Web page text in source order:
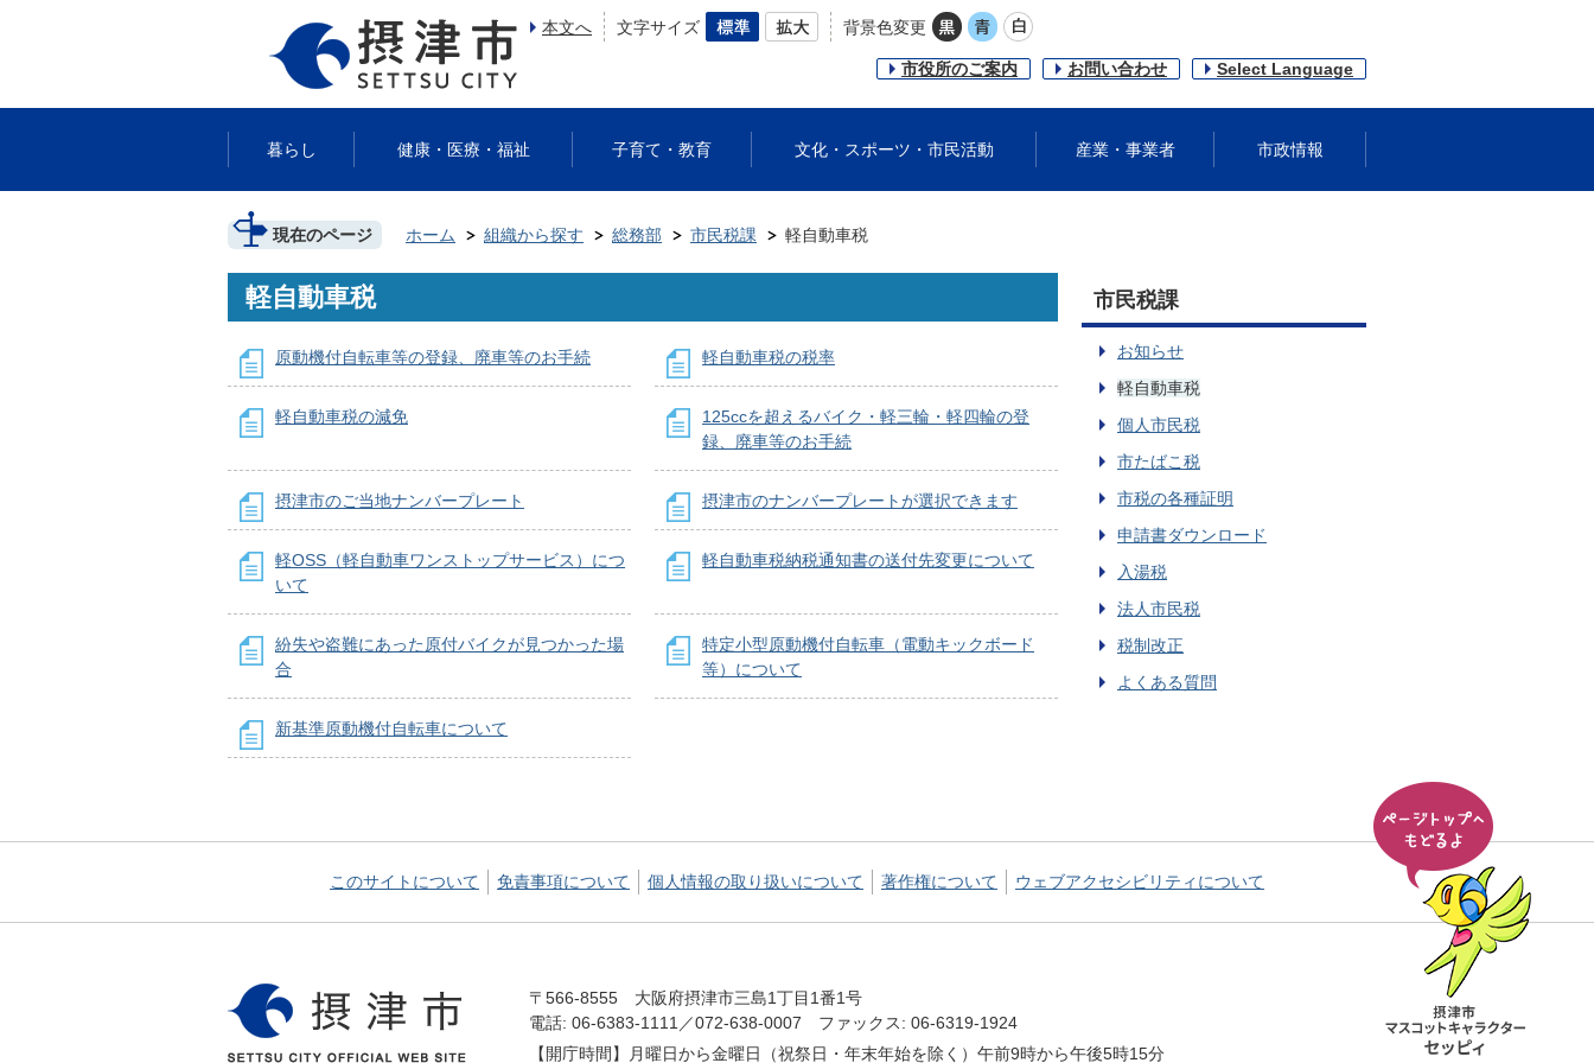
本文へ 文字サイズ 背景色変更
市役所のご案内 お問い合わせ Select Language
暮らし 健康・医療・福祉 子育て・教育 文化・スポーツ・市民活動 産業・事業者 市政情報
現在のページ ホーム 組織から探す 総務部 市民税課 軽自動車税
軽自動車税
原動機付自転車等の登録、廃車等のお手続 軽自動車税の税率
軽自動車税の減免
125ccを超えるバイク・軽三輪・軽四輪の登
録、廃車等のお手続
摂津市のご当地ナンバープレート 摂津市のナンバープレートが選択できます
軽OSS（軽自動車ワンストップサービス）につ
いて
軽自動車税納税通知書の送付先変更について
紛失や盗難にあった原付バイクが見つかった場
合
特定小型原動機付自転車（電動キックボード
等）について
新基準原動機付自転車について
市民税課
お知らせ
軽自動車税
個人市民税
市たばこ税
市税の各種証明
申請書ダウンロード
入湯税
法人市民税
税制改正
よくある質問
このサイトについて 免責事項について 個人情報の取り扱いについて 著作権について ウェブアクセシビリティについて
〒566-8555 大阪府摂津市三島1丁目1番1号
電話: 06-6383-1111／072-638-0007 ファックス: 06-6319-1924
【開庁時間】月曜日から金曜日（祝祭日・年末年始を除く）午前9時から午後5時15分